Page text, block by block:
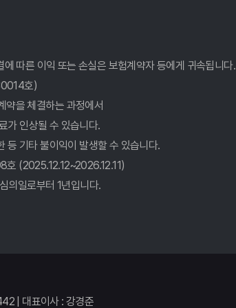
명한 선택법
격 공개!
준
서 챙겨가세요
손해! 후회없는 선택 가이드
서 확인하세요
따른 이익 또는 손실은 보험계약자 등에게 귀속됩니다.
호)
약을 체결하는 과정에서
가 인상될 수 있습니다.
등 기타 불이익이 발생할 수 있습니다.
(2025.12.12~2026.12.11)
의일로부터 1년입니다.
| 대표이사 : 강경준